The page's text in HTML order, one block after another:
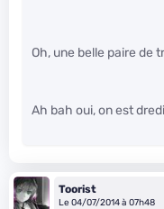
Oh, une belle paire de
Ah bah oui, on est
Toorist
Le 04/07/2014 à 07h48